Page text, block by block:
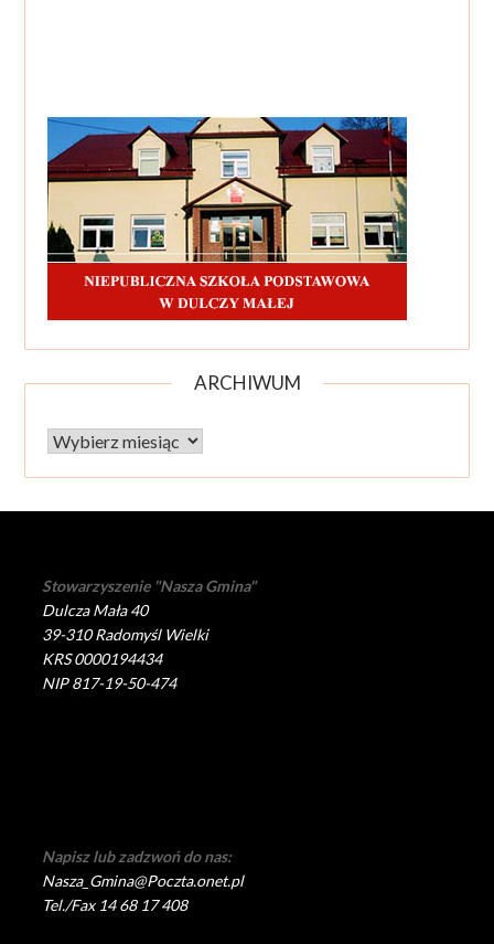
ARCHIWUM
Archiwum
Stowarzyszenie "Nasza Gmina"
Dulcza Mała 40
39-310 Radomyśl Wielki
KRS 0000194434
NIP 817-19-50-474
Napisz lub zadzwoń do nas:
Nasza_Gmina@Poczta.onet.pl
Tel./Fax 14 68 17 408